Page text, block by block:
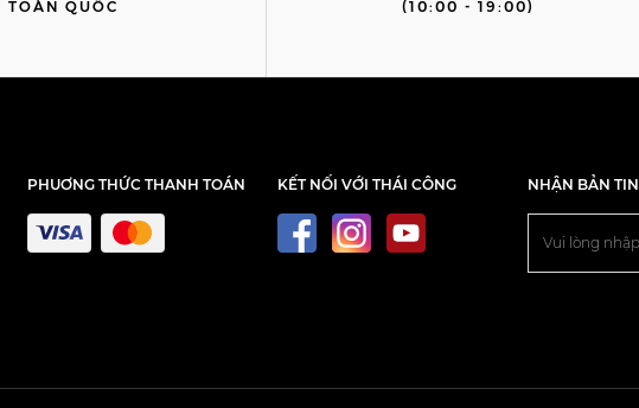
TOÀN QUỐC
(10:00 - 19:00)
PHUƠNG THỨC THANH TOÁN KẾT NỐI VỚI THÁI CÔNG NHẬN BẢN TIN